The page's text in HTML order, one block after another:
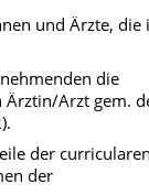
und Ärzte, die
die
Arzt gem.
der
der